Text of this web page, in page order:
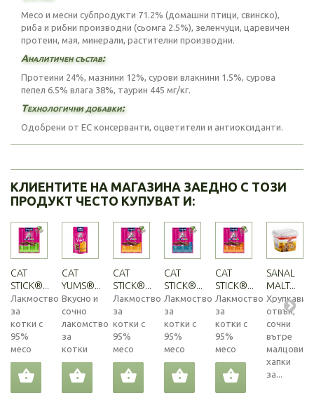
Месо и месни субпродукти 71.2% (домашни птици, свинско),
риба и рибни производни (сьомга 2.5%), зеленчуци, царевичен
протеин, мая, минерали, растителни производни.
Аналитичен състав:
Протеини 24%, мазнини 12%, сурови влакнини 1.5%, сурова
пепел 6.5% влага 38%, таурин 445 мг/кг.
Технологични добавки:
Одобрени от ЕС консерванти, оцветители и антиоксиданти.
КЛИЕНТИТЕ НА МАГАЗИНА ЗАЕДНО С ТОЗИ
ПРОДУКТ ЧЕСТО КУПУВАТ И:
CAT
STICK®...
Лакмоство
за
котки с
95%
месо
CAT
YUMS®...
Вкусно и
сочно
лакомство
за
котки
CAT
STICK®...
Лакмоство
за
котки с
95%
месо
CAT
STICK®...
Лакмоство
за
котки с
95%
месо
CAT
STICK®...
Лакмоство
за
котки с
95%
месо
SANAL
MALT...
Хрупкави
отвън,
сочни
вътре
малцови
хапки
за...